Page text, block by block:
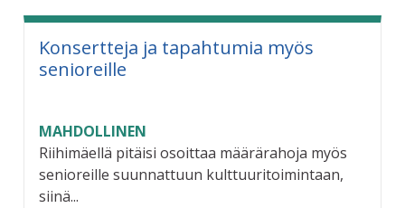
Konsertteja ja tapahtumia myös
senioreille
MAHDOLLINEN
Riihimäellä pitäisi osoittaa määrärahoja myös
senioreille suunnattuun kulttuuritoimintaan,
siinä...